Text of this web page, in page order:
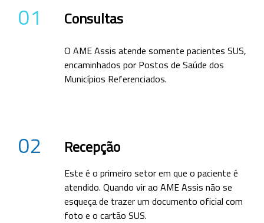
01 Consultas
O AME Assis atende somente pacientes SUS,
encaminhados por Postos de Saúde dos
Municípios Referenciados.
02 Recepção
Este é o primeiro setor em que o paciente é
atendido. Quando vir ao AME Assis não se
esqueça de trazer um documento oficial com
foto e o cartão SUS.